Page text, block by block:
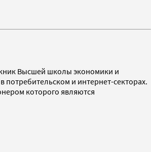
Высшей школы экономики и
и интернет-секторах.
которого являются